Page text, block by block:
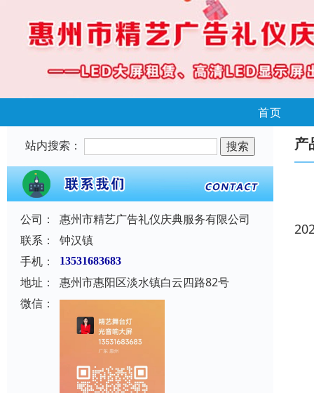
首页
站内搜索：
公司：
惠州市精艺广告礼仪庆典服务有限公司
联系：
钟汉镇
手机：
13531683683
地址：
惠州市惠阳区淡水镇白云四路82号
微信：
产